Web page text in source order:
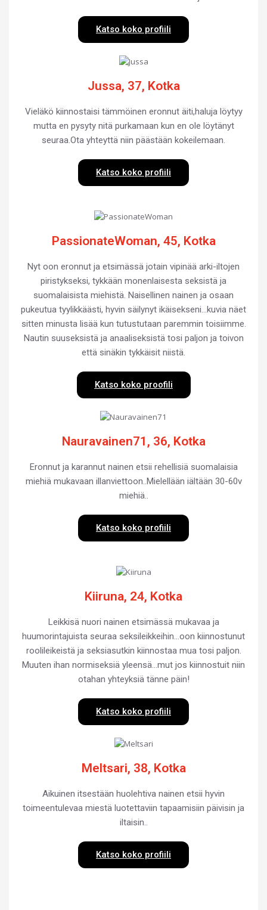
Katso koko profiili
Jussa, 37, Kotka
Vieläkö kiinnostaisi tämmöinen eronnut äiti,haluja löytyy
mutta en pysyty nitä purkamaan kun en ole löytänyt
seuraa.Ota yhteyttä niin päästään kokeilemaan.
Katso koko profiili
PassionateWoman, 45, Kotka
Nyt oon eronnut ja etsimässä jotain vipinää arki-iltojen
piristykseksi, tykkään monenlaisesta seksistä ja
suomalaisista miehistä. Naisellinen nainen ja osaan
pukeutua tyylikkäästi, hyvin säilynyt ikäisekseni…kuvia näet
sitten minusta lisää kun tutustutaan paremmin toisiimme.
Nautin suuseksistä ja anaaliseksistä tosi paljon ja toivon
että sinäkin tykkäisit niistä.
Katso koko proofili
Nauravainen71, 36, Kotka
Eronnut ja karannut nainen etsii rehellisiä suomalaisia
miehiä mukavaan illanviettoon..Mielellään iältään 30-60v
miehiä..
Katso koko profiili
Kiiruna, 24, Kotka
Leikkisä nuori nainen etsimässä mukavaa ja
huumorintajuista seuraa seksileikkeihin…oon kiinnostunut
roolileikeistä ja seksiasutkin kiinnostaa mua tosi paljon.
Muuten ihan normiseksiä yleensä…mut jos kiinnostuit niin
otahan yhteyksiä tänne päin!
Katso koko profiili
Meltsari, 38, Kotka
Aikuinen itsestään huolehtiva nainen etsii hyvin
toimeentulevaa miestä luotettaviin tapaamisiin päivisin ja
iltaisin..
Katso koko profiili